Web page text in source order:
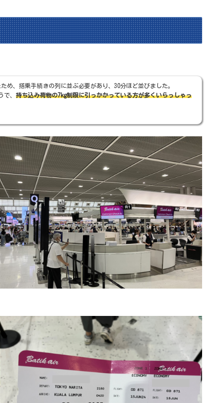
め、搭乗手続きの列に並ぶ必要があり、30分ほど並びました。
で、 持ち込み荷物の7kg制限に引っかかっている方が多くいらっしゃっ